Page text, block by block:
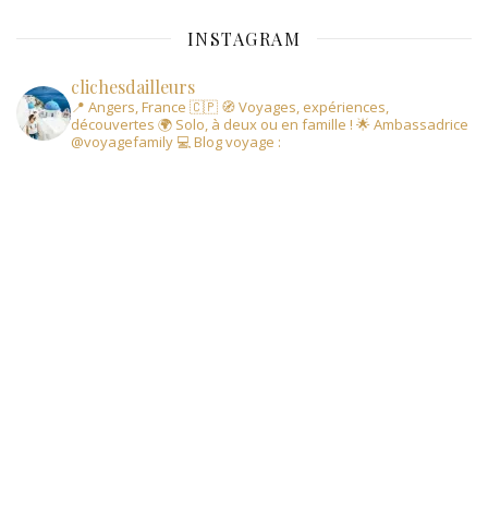
INSTAGRAM
clichesdailleurs
📍 Angers, France 🇨🇵 🧭 Voyages, expériences,
découvertes 🌍 Solo, à deux ou en famille ! 🌟 Ambassadrice
@voyagefamily 💻 Blog voyage :